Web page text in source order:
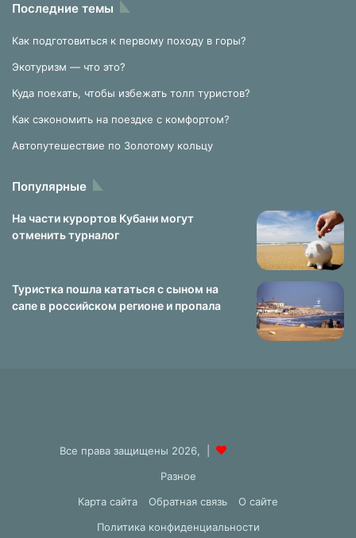
Последние темы
Как подготовиться к первому походу в горы?
Экотуризм — что это?
Куда поехать, чтобы избежать толп туристов?
Как сэкономить на поездке с комфортом?
Автопутешествие по Золотому кольцу
Популярные
На части курортов Кубани могут
отменить турналог
Туристка пошла кататься с сыном на
сапе в российском регионе и пропала
Все права защищены 2026, |
Разное
Карта сайта
Обратная связь
О сайте
Политика конфиденциальности